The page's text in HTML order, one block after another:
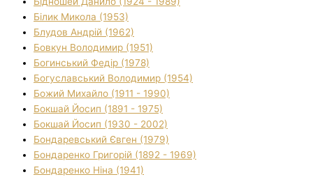
Білик Микола (1953)
Блудов Андрій (1962)
Бовкун Володимир (1951)
Богинський Федір (1978)
Богуславський Володимир (1954)
Божий Михайло (1911 - 1990)
Бокшай Йосип (1891 - 1975)
Бокшай Йосип (1930 - 2002)
Бондаревський Євген (1979)
Бондаренко Григорій (1892 - 1969)
Бондаренко Ніна (1941)